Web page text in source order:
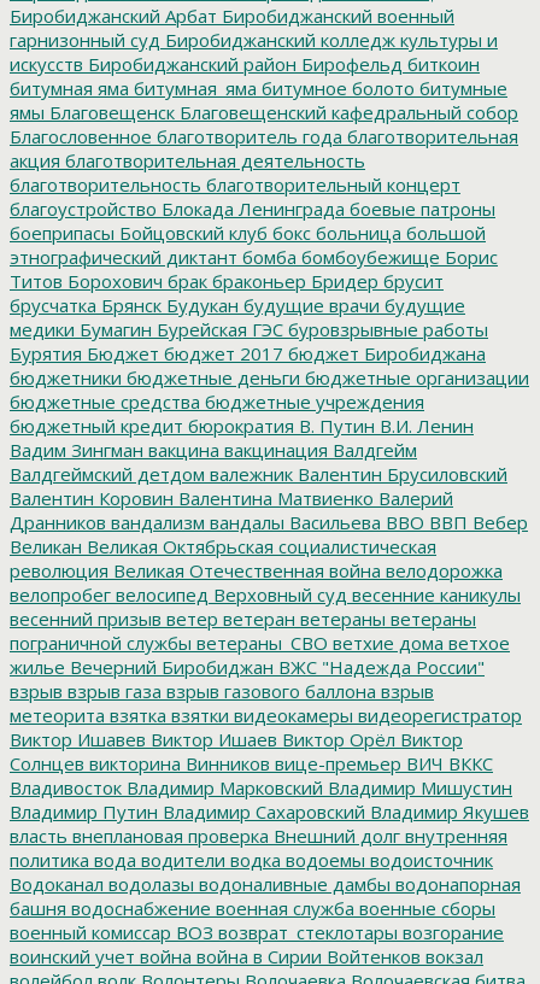
Биробиджанский Арбат Биробиджанский военный
гарнизонный суд Биробиджанский колледж культуры и
искусств Биробиджанский район Бирофельд биткоин
битумная яма битумная_яма битумное болото битумные
ямы Благовещенск Благовещенский кафедральный собор
Благословенное благотворитель года благотворительная
акция благотворительная деятельность
благотворительность благотворительный концерт
благоустройство Блокада Ленинграда боевые патроны
боеприпасы Бойцовский клуб бокс больница большой
этнографический диктант бомба бомбоубежище Борис
Титов Борохович брак браконьер Бридер брусит
брусчатка Брянск Будукан будущие врачи будущие
медики Бумагин Бурейская ГЭС буровзрывные работы
Бурятия Бюджет бюджет 2017 бюджет Биробиджана
бюджетники бюджетные деньги бюджетные организации
бюджетные средства бюджетные учреждения
бюджетный кредит бюрократия В. Путин В.И. Ленин
Вадим Зингман вакцина вакцинация Валдгейм
Валдгеймский детдом валежник Валентин Брусиловский
Валентин Коровин Валентина Матвиенко Валерий
Дранников вандализм вандалы Васильева ВВО ВВП Вебер
Великан Великая Октябрьская социалистическая
революция Великая Отечественная война велодорожка
велопробег велосипед Верховный суд весенние каникулы
весенний призыв ветер ветеран ветераны ветераны
пограничной службы ветераны_СВО ветхие дома ветхое
жилье Вечерний Биробиджан ВЖС "Надежда России"
взрыв взрыв газа взрыв газового баллона взрыв
метеорита взятка взятки видеокамеры видеорегистратор
Виктор Ишавев Виктор Ишаев Виктор Орёл Виктор
Солнцев викторина Винников вице-премьер ВИЧ ВККС
Владивосток Владимир Марковский Владимир Мишустин
Владимир Путин Владимир Сахаровский Владимир Якушев
власть внеплановая проверка Внешний долг внутренняя
политика вода водители водка водоемы водоисточник
Водоканал водолазы водоналивные дамбы водонапорная
башня водоснабжение военная служба военные сборы
военный комиссар ВОЗ возврат_стеклотары возгорание
воинский учет война война в Сирии Войтенков вокзал